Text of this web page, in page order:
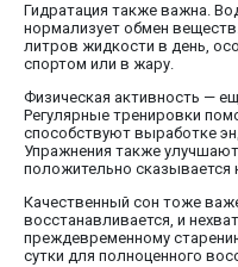
Гидратация также важна.
нормализует обмен
литров жидкости в день,
спортом или в жару.
Физическая активность —
Регулярные тренировки
способствуют выработке
Упражнения также
положительно сказывается
Качественный сон тоже
восстанавливается, и
преждевременному
сутки для полноценного